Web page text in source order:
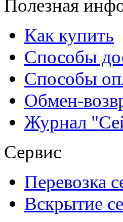
Полезная
Как купить
Способы
Способы
Обмен-
Журнал
Сервис
Перевозка
Вскрытие